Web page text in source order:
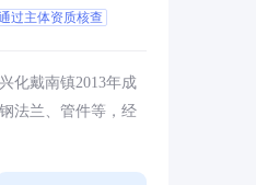
过主体资质核查
化戴南镇2013年成
法兰、管件等，经